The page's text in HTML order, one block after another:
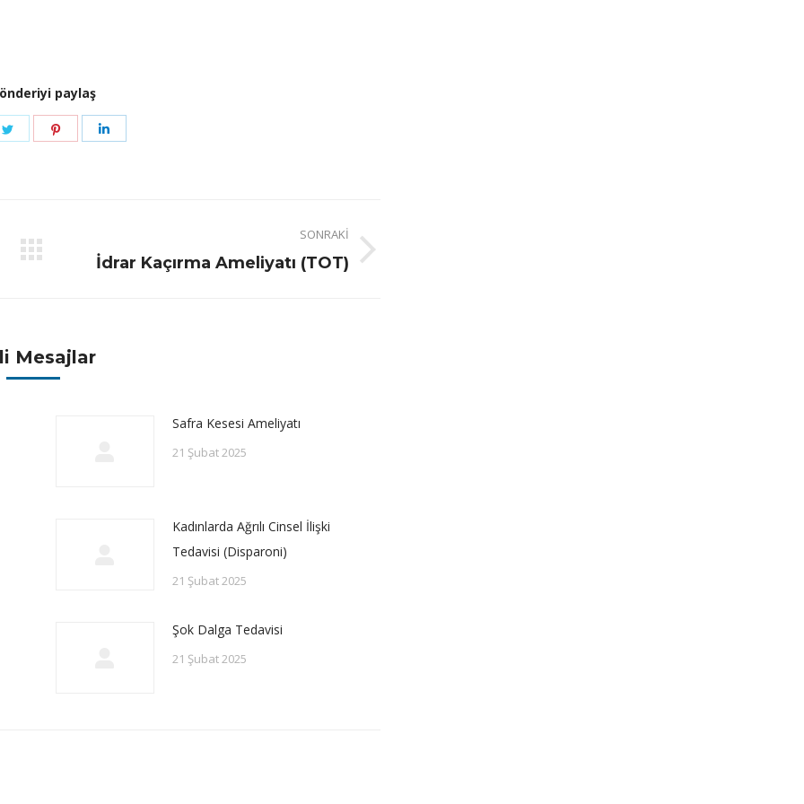
paylaş
Share
Share
SONRAKI
Nextİdrar Kaçırma Ameliyatı (TOT)
Mesajlar
Safra Kesesi Ameliyatı
21 Şubat 2025
Kadınlarda Ağrılı Cinsel İlişki
Tedavisi (Disparoni)
21 Şubat 2025
Şok Dalga Tedavisi
21 Şubat 2025